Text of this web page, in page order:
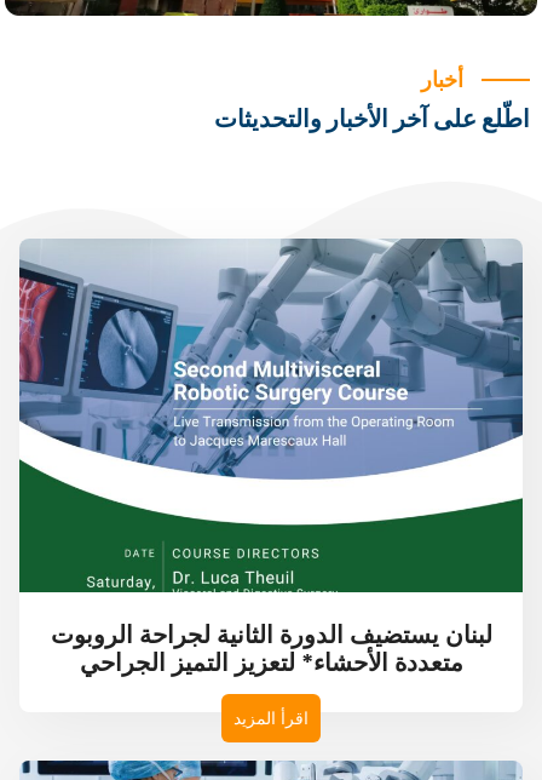
أخبار
اطّلع على آخر الأخبار والتحديثات
لبنان يستضيف الدورة الثانية لجراحة الروبوت
متعددة الأحشاء* لتعزيز التميز الجراحي
اقرأ المزيد